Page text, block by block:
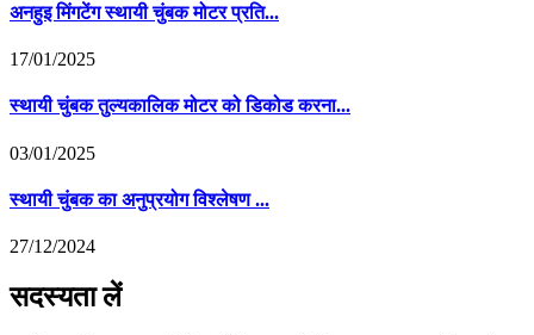
अनहुइ मिंगटेंग स्थायी चुंबक मोटर प्रति...
17/01/2025
स्थायी चुंबक तुल्यकालिक मोटर को डिकोड करना...
03/01/2025
स्थायी चुंबक का अनुप्रयोग विश्लेषण ...
27/12/2024
सदस्यता लें